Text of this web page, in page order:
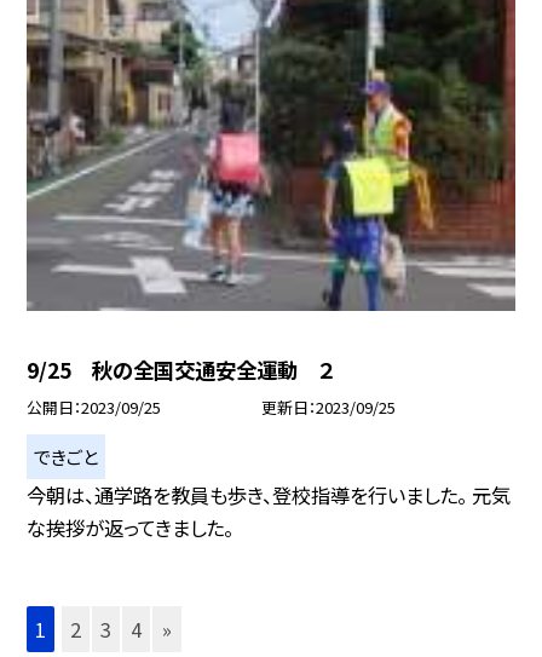
9/25 秋の全国交通安全運動 ２
公開日 2023/09/25 更新日 2023/09/25
できごと
今朝は、通学路を教員も歩き、登校指導を行いました。 元気
な挨拶が返ってきました。
1 2 3 4 »